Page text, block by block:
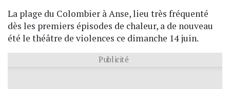
La plage du Colombier à Anse, lieu très fréquenté
dès les premiers épisodes de chaleur, a de nouveau
été le théâtre de violences ce dimanche 14 juin.
Publicité